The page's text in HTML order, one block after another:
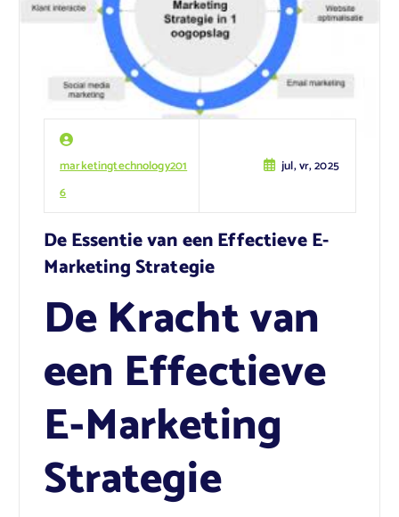
marketingtechnology201
6
jul, vr, 2025
De Essentie van een Effectieve E-
Marketing Strategie
De Kracht van
een Effectieve
E-Marketing
Strategie